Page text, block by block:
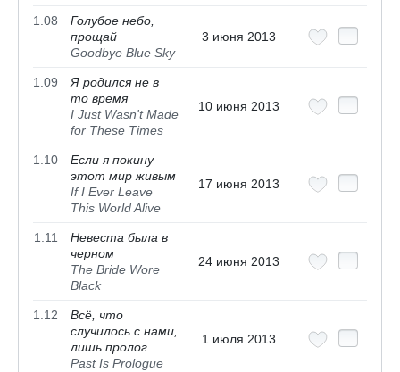
1.08
Голубое небо,
прощай
Goodbye Blue Sky
3 июня 2013
1.09
Я родился не в
то время
I Just Wasn't Made
for These Times
10 июня 2013
1.10
Если я покину
этот мир живым
If I Ever Leave
This World Alive
17 июня 2013
1.11
Невеста была в
черном
The Bride Wore
Black
24 июня 2013
1.12
Всё, что
случилось с нами,
лишь пролог
Past Is Prologue
1 июля 2013